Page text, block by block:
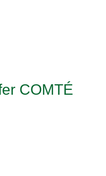
COMTÉ